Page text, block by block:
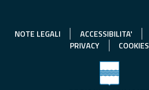
NOTE LEGALI ACCESSIBILITA'
PRIVACY
COOKIES